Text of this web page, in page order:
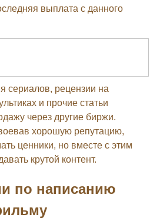
выплата с данного
сериалов, рецензии на
и прочие статьи
через другие биржи.
хорошую репутацию,
ценники, но вместе с этим
крутой контент.
по написанию